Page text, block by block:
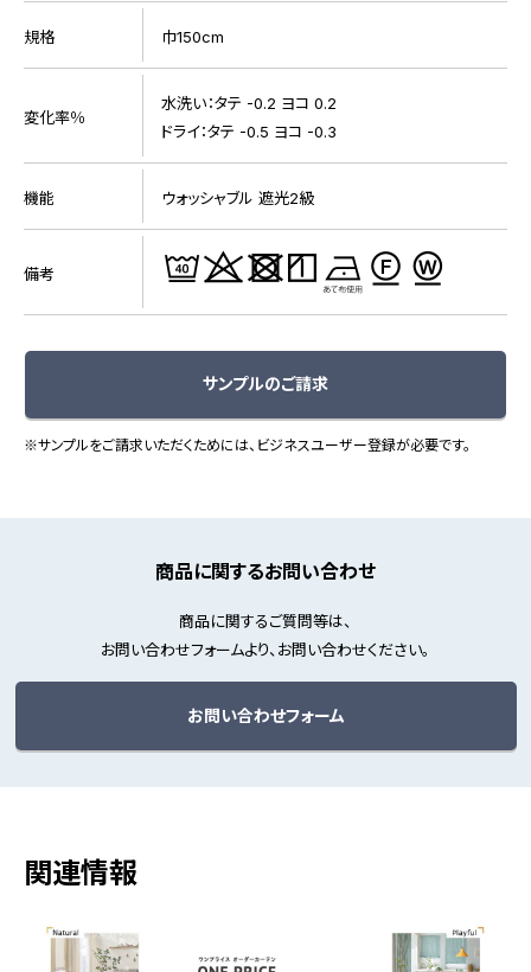
規格 巾150cm
変化率％
水洗い：タテ -0.2 ヨコ 0.2
ドライ：タテ -0.5 ヨコ -0.3
機能 ウォッシャブル 遮光2級
備考
サンプルのご請求
※サンプルをご請求いただくためには、ビジネスユーザー登録が必要です。
商品に関するお問い合わせ
商品に関するご質問等は、
お問い合わせフォームより、お問い合わせください。
お問い合わせフォーム
関連情報